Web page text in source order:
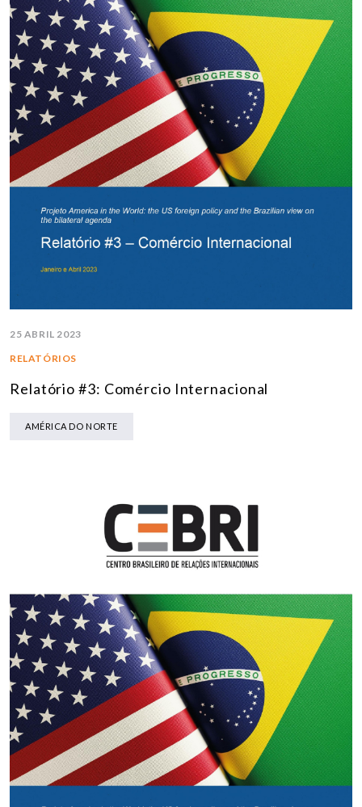
25 ABRIL 2023
RELATÓRIOS
Relatório #3: Comércio Internacional
AMÉRICA DO NORTE